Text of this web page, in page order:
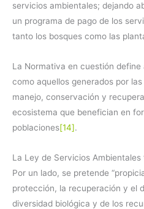
servicios ambientales; dejando
un programa de pago de los
tanto los bosques como las
La Normativa en cuestión
como aquellos generados por
manejo, conservación y
ecosistema que benefician en
poblaciones[14].
La Ley de Servicios
Por un lado, se pretende
protección, la recuperación y el
diversidad biológica y de los